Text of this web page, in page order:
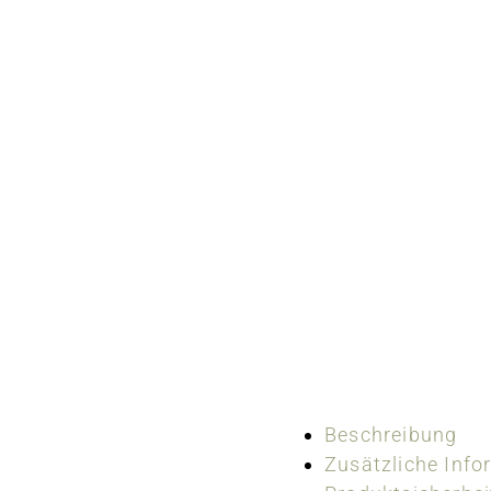
Beschreibung
Zusätzliche